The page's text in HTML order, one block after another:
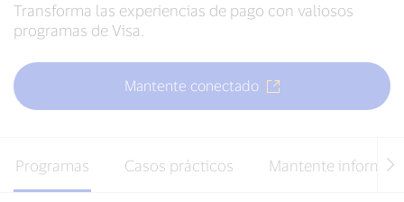
Transforma las experiencias de pago con valiosos
programas de Visa.
Mantente conectado
Programas Casos prácticos Mantente